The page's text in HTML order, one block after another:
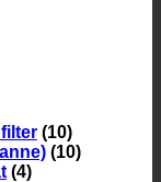
(10)
(10)
(4)